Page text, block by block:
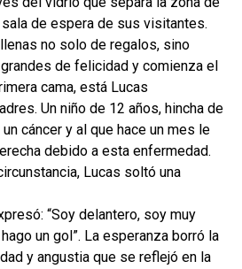
de espera de sus visitantes.
no solo de regalos, sino
de felicidad y comienza el
cama, está Lucas
Un niño de 12 años, hincha de
cáncer y al que hace un mes le
debido a esta enfermedad.
Lucas soltó una
“Soy delantero, soy muy
un gol”. La esperanza borró la
y angustia que se reflejó en la